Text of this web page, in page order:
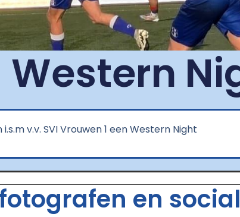
Western
v.v. SVI Vrouwen 1 een Western Night
en